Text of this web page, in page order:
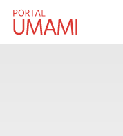
Ir direto ao conteúdo